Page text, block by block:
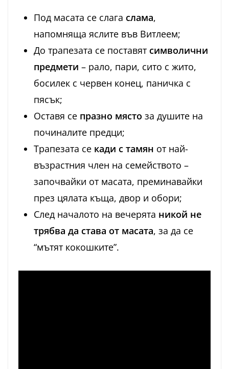
Под масата се слага слама,
напомняща яслите във Витлеем;
До трапезата се поставят символични
предмети – рало, пари, сито с жито,
босилек с червен конец, паничка с
пясък;
Оставя се празно място за душите на
починалите предци;
Трапезата се кади с тамян от най-
възрастния член на семейството –
започвайки от масата, преминавайки
през цялата къща, двор и обори;
След началото на вечерята никой не
трябва да става от масата, за да се
“мътят кокошките”.